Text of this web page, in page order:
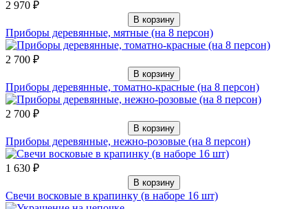
2 970 ₽
В корзину
Приборы деревянные, мятные (на 8 персон)
2 700 ₽
В корзину
Приборы деревянные, томатно-красные (на 8 персон)
2 700 ₽
В корзину
Приборы деревянные, нежно-розовые (на 8 персон)
1 630 ₽
В корзину
Свечи восковые в крапинку (в наборе 16 шт)